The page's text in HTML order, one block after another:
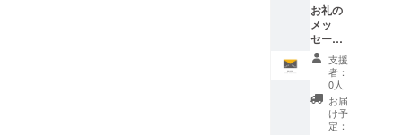
お礼の
メッ
セージ
ご支援
の際
に、ご
希望の
メッ
セージ
支援
者：
0人
お届
け予
定：